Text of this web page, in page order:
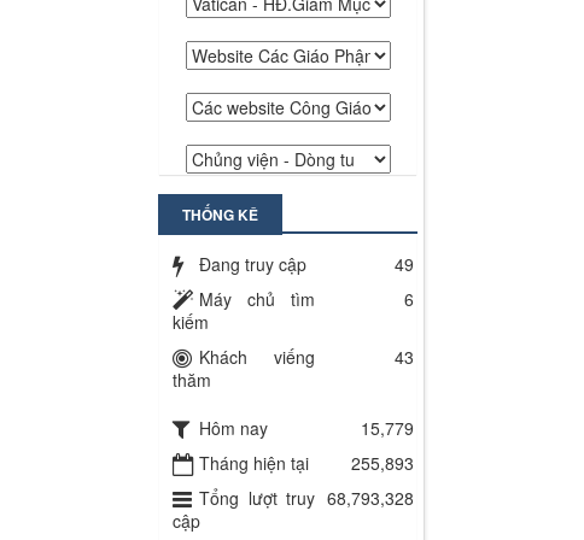
THỐNG KÊ
Đang truy cập
49
Máy chủ tìm
kiếm
6
Khách viếng
thăm
43
Hôm nay
15,779
Tháng hiện tại
255,893
Tổng lượt truy
cập
68,793,328